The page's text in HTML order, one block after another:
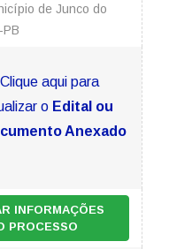
de Junco do
Clique aqui para
o Edital ou
Anexado
INFORMAÇÕES
PROCESSO